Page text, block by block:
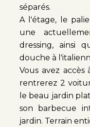
séparés.
A l'étage, le
une
dressing, ainsi
douche à
Vous avez
rentrerez 2
le beau jardin
son barbecue
jardin. Terrain